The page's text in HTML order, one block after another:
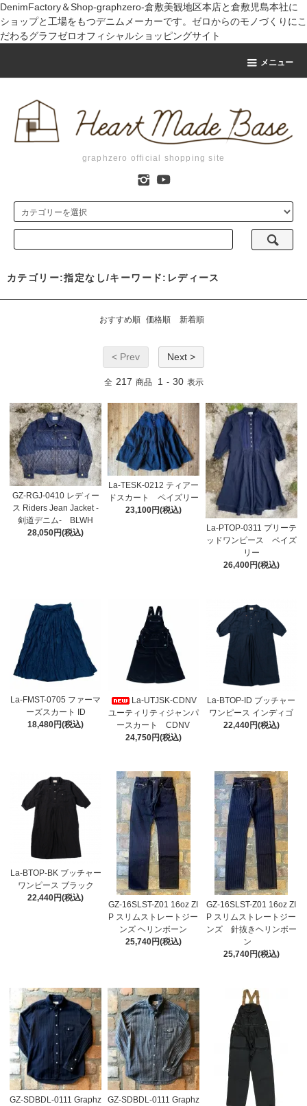
DenimFactory＆Shop-graphzero-倉敷美観地区本店と倉敷児島本社に
ショップと工場をもつデニムメーカーです。ゼロからのモノづくりにこ
だわるグラフゼロオフィシャルショッピングサイト
メニュー
graphzero official shopping site
カテゴリー:指定なし/キーワード:レディース
おすすめ順 価格順 新着順
< Prev Next >
全 217 商品 1 - 30 表示
GZ-RGJ-0410 レディー
ス Riders Jean Jacket -
剣道デニム- BLWH
28,050円(税込)
La-TESK-0212 ティアー
ドスカート ペイズリー
23,100円(税込)
La-PTOP-0311 プリーテ
ッドワンピース ペイズ
リー
26,400円(税込)
La-FMST-0705 ファーマ
ーズスカート ID
18,480円(税込)
La-UTJSK-CDNV
ユーティリティジャンパ
ースカート CDNV
24,750円(税込)
La-BTOP-ID ブッチャー
ワンピース インディゴ
22,440円(税込)
La-BTOP-BK ブッチャー
ワンピース ブラック
22,440円(税込)
GZ-16SLST-Z01 16oz ZI
P スリムストレートジー
ンズ ヘリンボーン
25,740円(税込)
GZ-16SLST-Z01 16oz ZI
P スリムストレートジー
ンズ 針抜きヘリンボー
ン
25,740円(税込)
GZ-SDBDL-0111 Graphz
GZ-SDBDL-0111 Graphz